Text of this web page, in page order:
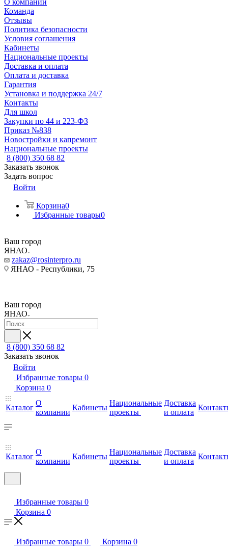
О компании
Команда
Отзывы
Политика безопасности
Условия соглашения
Кабинеты
Национальные проекты
Доставка и оплата
Оплата и доставка
Гарантия
Установка и поддержка 24/7
Контакты
Для школ
Закупки по 44 и 223-ФЗ
Приказ №838
Новостройки и капремонт
Национальные проекты
8 (800) 350 68 82
Заказать звонок
Задать вопрос
Войти
Корзина0
Избранные товары0
Ваш город
ЯНАО
zakaz@rosinterpro.ru
ЯНАО - Республики, 75
Ваш город
ЯНАО
8 (800) 350 68 82
Заказать звонок
Войти
Избранные товары 0
Корзина 0
Каталог
О
компании
Кабинеты
Национальные
проекты
Доставка
и оплата
Каталог
О
компании
Кабинеты
Национальные
проекты
Доставка
и оплата
Избранные товары 0
Корзина 0
Избранные товары 0 Корзина 0